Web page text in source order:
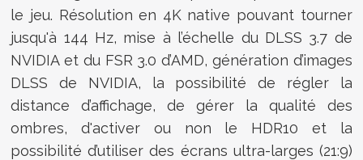
le jeu. Résolution en 4K native pouvant tourner
jusqu'à 144 Hz, mise à l’échelle du DLSS 3.7 de
NVIDIA et du FSR 3.0 d’AMD, génération d’images
DLSS de NVIDIA, la possibilité de régler la
distance d’affichage, de gérer la qualité des
ombres, d'activer ou non le HDR10 et la
possibilité d’utiliser des écrans ultra-larges (21:9)